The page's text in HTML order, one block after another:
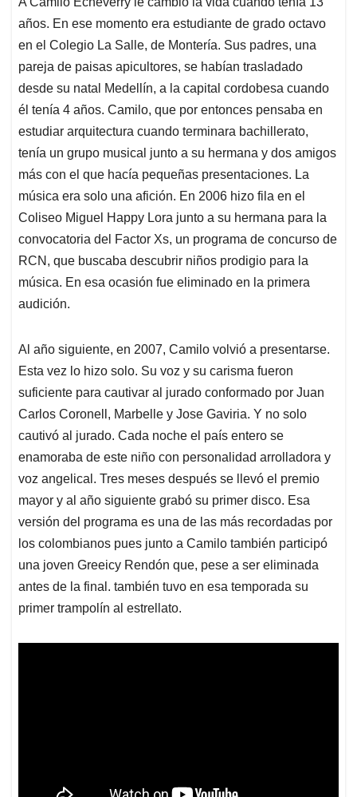
s
A
p
p
b
o
o
k
e
d
I
n
l
a
d
s
años. En ese momento era estudiante de grado octavo
en el Colegio La Salle, de Montería. Sus padres, una
pareja de paisas apicultores, se habían trasladado
desde su natal Medellín, a la capital cordobesa cuando
él tenía 4 años. Camilo, que por entonces pensaba en
estudiar arquitectura cuando terminara bachillerato,
tenía un grupo musical junto a su hermana y dos amigos
más con el que hacía pequeñas presentaciones. La
música era solo una afición. En 2006 hizo fila en el
Coliseo Miguel Happy Lora junto a su hermana para la
convocatoria del Factor Xs, un programa de concurso de
RCN, que buscaba descubrir niños prodigio para la
música. En esa ocasión fue eliminado en la primera
audición.
Al año siguiente, en 2007, Camilo volvió a presentarse.
Esta vez lo hizo solo. Su voz y su carisma fueron
suficiente para cautivar al jurado conformado por Juan
Carlos Coronell, Marbelle y Jose Gaviria. Y no solo
cautivó al jurado. Cada noche el país entero se
enamoraba de este niño con personalidad arrolladora y
voz angelical. Tres meses después se llevó el premio
mayor y al año siguiente grabó su primer disco. Esa
versión del programa es una de las más recordadas por
los colombianos pues junto a Camilo también participó
una joven Greeicy Rendón que, pese a ser eliminada
antes de la final. también tuvo en esa temporada su
primer trampolín al estrellato.